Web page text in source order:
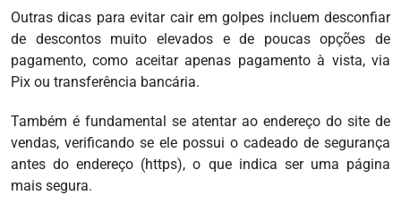
Outras dicas para evitar cair em golpes incluem desconfiar
de descontos muito elevados e de poucas opções de
pagamento, como aceitar apenas pagamento à vista, via
Pix ou transferência bancária.
Também é fundamental se atentar ao endereço do site de
vendas, verificando se ele possui o cadeado de segurança
antes do endereço (https), o que indica ser uma página
mais segura.